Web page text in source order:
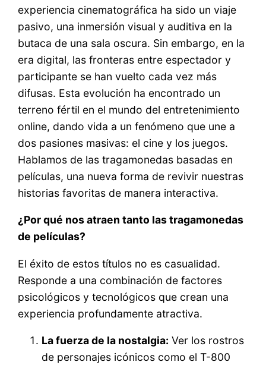
experiencia cinematográfica ha sido un viaje
pasivo, una inmersión visual y auditiva en la
butaca de una sala oscura. Sin embargo, en la
era digital, las fronteras entre espectador y
participante se han vuelto cada vez más
difusas. Esta evolución ha encontrado un
terreno fértil en el mundo del entretenimiento
online, dando vida a un fenómeno que une a
dos pasiones masivas: el cine y los juegos.
Hablamos de las tragamonedas basadas en
películas, una nueva forma de revivir nuestras
historias favoritas de manera interactiva.
¿Por qué nos atraen tanto las tragamonedas
de películas?
El éxito de estos títulos no es casualidad.
Responde a una combinación de factores
psicológicos y tecnológicos que crean una
experiencia profundamente atractiva.
La fuerza de la nostalgia: Ver los rostros
de personajes icónicos como el T-800